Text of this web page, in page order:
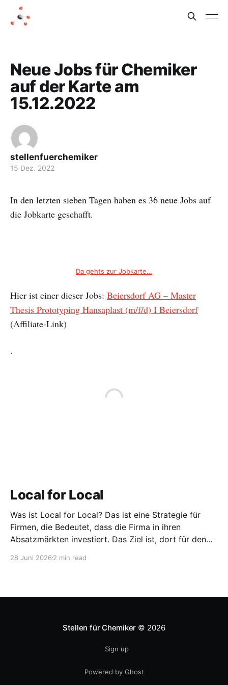
Neue Jobs für Chemiker
auf der Karte am
15.12.2022
stellenfuerchemiker
15 Dez. 2022
In den letzten sieben Tagen haben es 36 neue Jobs auf
die Jobkarte geschafft.
Da gehts zur Jobkarte…
Hier ist einer dieser Jobs: Beiersdorf AG – Master
Thesis Prototyping Hansaplast (m/f/d) I Beiersdorf
(Affiliate-Link)
.
Local for Local
Was ist Local for Local? Das ist eine Strategie für
Firmen, die Bedeutet, dass die Firma in ihren
Absatzmärkten investiert. Das Ziel ist, dort für den
entwickeln. Diese Strategie ist von Toyota bekannt,
28 Juni 2026 2 min read
Stellen für Chemiker © 2026
Sign up
Powered by Ghost